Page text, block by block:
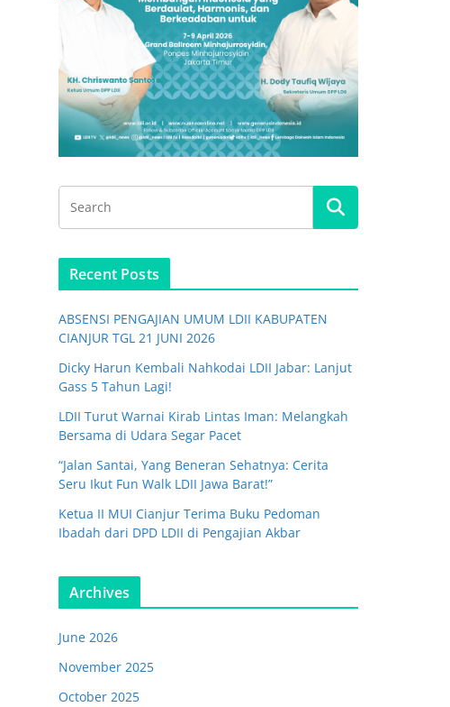
Recent Posts
ABSENSI PENGAJIAN UMUM LDII KABUPATEN
CIANJUR TGL 21 JUNI 2026
Dicky Harun Kembali Nahkodai LDII Jabar: Lanjut
Gass 5 Tahun Lagi!
LDII Turut Warnai Kirab Lintas Iman: Melangkah
Bersama di Udara Segar Pacet
“Jalan Santai, Yang Beneran Sehatnya: Cerita
Seru Ikut Fun Walk LDII Jawa Barat!”
Ketua II MUI Cianjur Terima Buku Pedoman
Ibadah dari DPD LDII di Pengajian Akbar
Archives
June 2026
November 2025
October 2025